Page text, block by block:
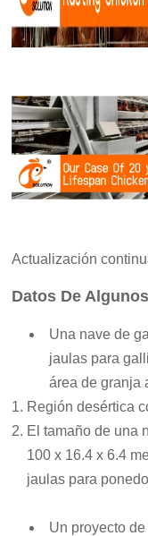
Actualización
Datos De
Una nave de
jaulas para
área de granja
Región desértica
El tamaño de una
100 x 16.4 x 6.4
jaulas para
Un proyecto